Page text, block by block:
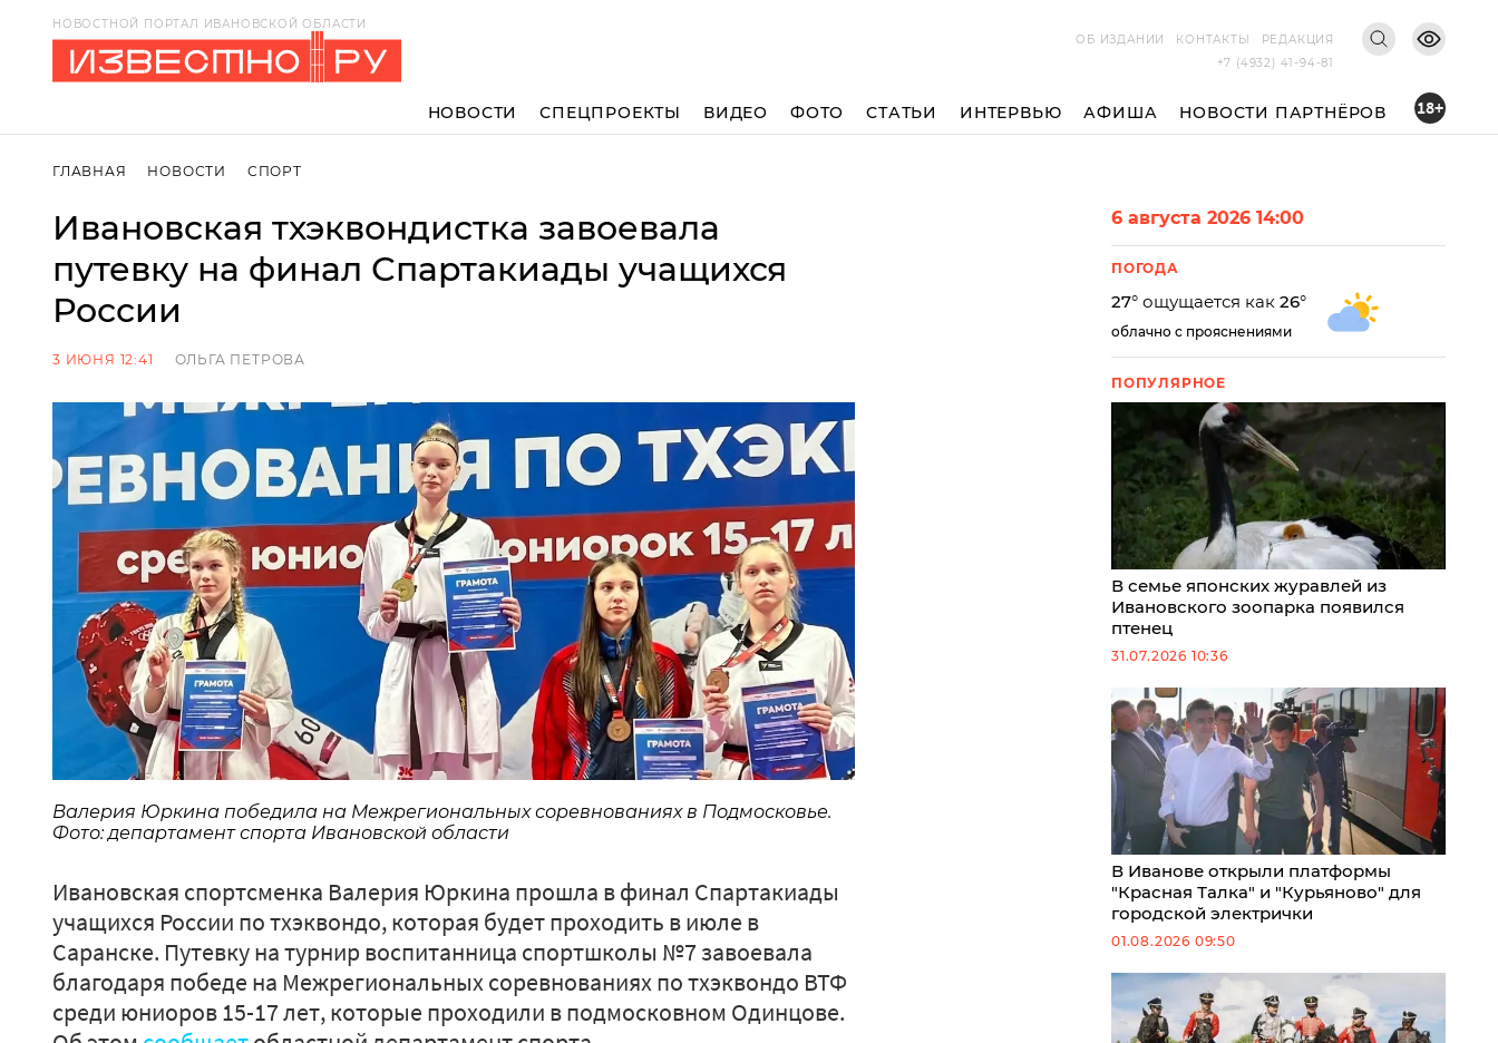
НОВОСТНОЙ ПОРТАЛ ИВАНОВСКОЙ ОБЛАСТИ
ОБ ИЗДАНИИ
КОНТАКТЫ
РЕДАКЦИЯ
+7 (4932) 41-94-81
НОВОСТИ СПЕЦПРОЕКТЫ ВИДЕО ФОТО СТАТЬИ ИНТЕРВЬЮ АФИША НОВОСТИ ПАРТНЁРОВ 18+
ГЛАВНАЯ НОВОСТИ СПОРТ
Ивановская тхэквондистка завоевала
путевку на финал Спартакиады учащихся
России
3 ИЮНЯ 12:41 ОЛЬГА ПЕТРОВА
Валерия Юркина победила на Межрегиональных соревнованиях в Подмосковье.
Фото: департамент спорта Ивановской области
Ивановская спортсменка Валерия Юркина прошла в финал Спартакиады
учащихся России по тхэквондо, которая будет проходить в июле в
Саранске. Путевку на турнир воспитанница спортшколы №7 завоевала
благодаря победе на Межрегиональных соревнованиях по тхэквондо ВТФ
среди юниоров 15-17 лет, которые проходили в подмосковном Одинцове.
6 августа 2026 14:00
ПОГОДА
27° ощущается как 26°
облачно с прояснениями
ПОПУЛЯРНОЕ
В семье японских журавлей из
Ивановского зоопарка появился
птенец
31.07.2026 10:36
В Иванове открыли платформы
"Красная Талка" и "Курьяново" для
городской электрички
01.08.2026 09:50